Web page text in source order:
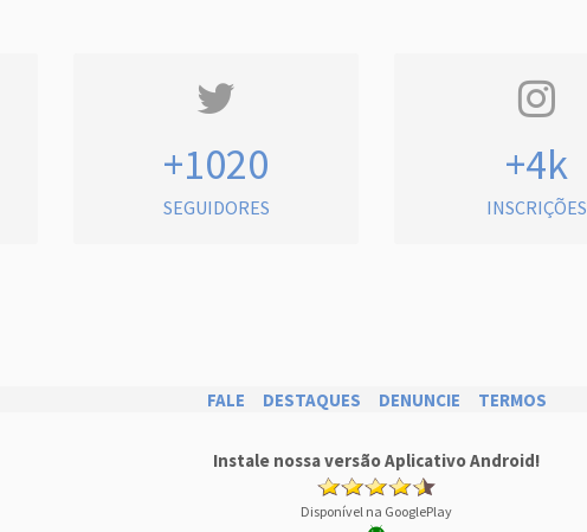
+1020
SEGUIDORES
+4k
INSCRIÇÕES
FALE DESTAQUES DENUNCIE TERMOS
Instale nossa versão Aplicativo Android!
Disponível na GooglePlay